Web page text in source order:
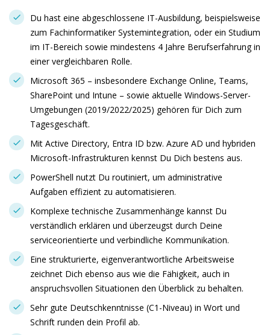
Du hast eine abgeschlossene IT-Ausbildung, beispielsweise
zum Fachinformatiker Systemintegration, oder ein Studium
im IT-Bereich sowie mindestens 4 Jahre Berufserfahrung in
einer vergleichbaren Rolle.
Microsoft 365 – insbesondere Exchange Online, Teams,
SharePoint und Intune – sowie aktuelle Windows-Server-
Umgebungen (2019/2022/2025) gehören für Dich zum
Tagesgeschäft.
Mit Active Directory, Entra ID bzw. Azure AD und hybriden
Microsoft-Infrastrukturen kennst Du Dich bestens aus.
PowerShell nutzt Du routiniert, um administrative
Aufgaben effizient zu automatisieren.
Komplexe technische Zusammenhänge kannst Du
verständlich erklären und überzeugst durch Deine
serviceorientierte und verbindliche Kommunikation.
Eine strukturierte, eigenverantwortliche Arbeitsweise
zeichnet Dich ebenso aus wie die Fähigkeit, auch in
anspruchsvollen Situationen den Überblick zu behalten.
Sehr gute Deutschkenntnisse (C1-Niveau) in Wort und
Schrift runden dein Profil ab.